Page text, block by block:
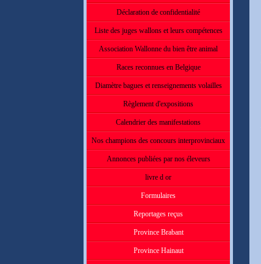
Déclaration de confidentialité
Liste des juges wallons et leurs compétences
Association Wallonne du bien être animal
Races reconnues en Belgique
Diamètre bagues et renseignements volailles
Règlement d'expositions
Calendrier des manifestations
Nos champions des concours interprovinciaux
Annonces publiées par nos éleveurs
livre d or
Formulaires
Reportages reçus
Province Brabant
Province Hainaut